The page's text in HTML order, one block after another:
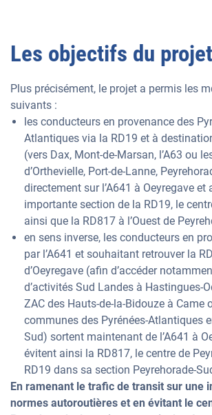
Les objectifs du projet
Plus précisément, le projet a permis les
suivants :
les conducteurs en provenance des
Atlantiques via la RD19 et à
(vers Dax, Mont-de-Marsan, l’A63 ou
d’Orthevielle, Port-de-Lanne,
directement sur l’A641 à Oeyregave et
importante section de la RD19, le
ainsi que la RD817 à l’Ouest de
en sens inverse, les conducteurs en
par l’A641 et souhaitant retrouver la
d’Oeyregave (afin d’accéder
d’activités Sud Landes à Hastingues-
ZAC des Hauts-de-la-Bidouze à Came
communes des Pyrénées-Atlantiques
Sud) sortent maintenant de l’A641 à
évitent ainsi la RD817, le centre de
RD19 dans sa section Peyrehorade-
En ramenant le trafic de transit sur une
normes autoroutières et en évitant le